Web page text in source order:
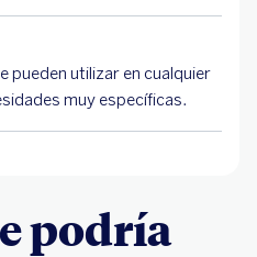
pueden utilizar en cualquier
muy específicas.
podría